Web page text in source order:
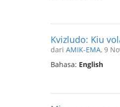
Kvizludo: Kiu
dari AMIK-EMA, 9
Bahasa: English